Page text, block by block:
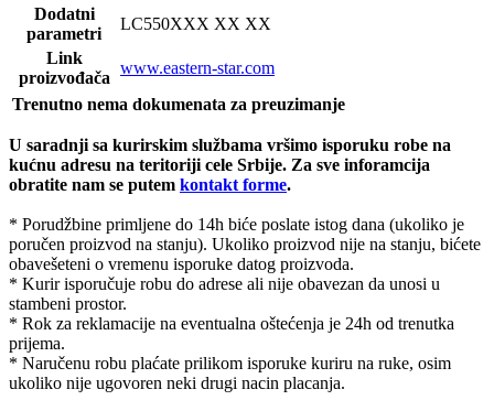
Dodatni
parametri
LC550XXX XX XX
Link
proizvođača
www.eastern-star.com
Trenutno nema dokumenata za preuzimanje
U saradnji sa kurirskim službama vršimo isporuku robe na
kućnu adresu na teritoriji cele Srbije. Za sve inforamcija
obratite nam se putem kontakt forme.
* Porudžbine primljene do 14h biće poslate istog dana (ukoliko je
poručen proizvod na stanju). Ukoliko proizvod nije na stanju, bićete
obavešeteni o vremenu isporuke datog proizvoda.
* Kurir isporučuje robu do adrese ali nije obavezan da unosi u
stambeni prostor.
* Rok za reklamacije na eventualna oštećenja je 24h od trenutka
prijema.
* Naručenu robu plaćate prilikom isporuke kuriru na ruke, osim
ukoliko nije ugovoren neki drugi nacin placanja.